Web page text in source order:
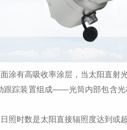
有高吸收率涂层，当太阳直射
踪装置组成——光筒内部包含
时数是太阳直接辐照度达到或